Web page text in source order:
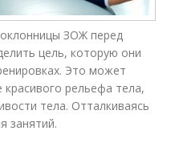
ЗОЖ перед
цель, которую они
Это может
рельефа тела,
тела. Отталкиваясь
занятий.